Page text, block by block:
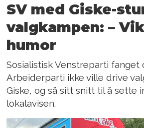
SV med Giske-
valgkampen: –
humor
Sosialistisk Venstreparti fanget
Arbeiderparti ikke ville drive
Giske, og så sitt snitt til å sette
lokalavisen.